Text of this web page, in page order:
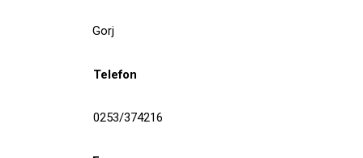
Gorj
Telefon
0253/374216